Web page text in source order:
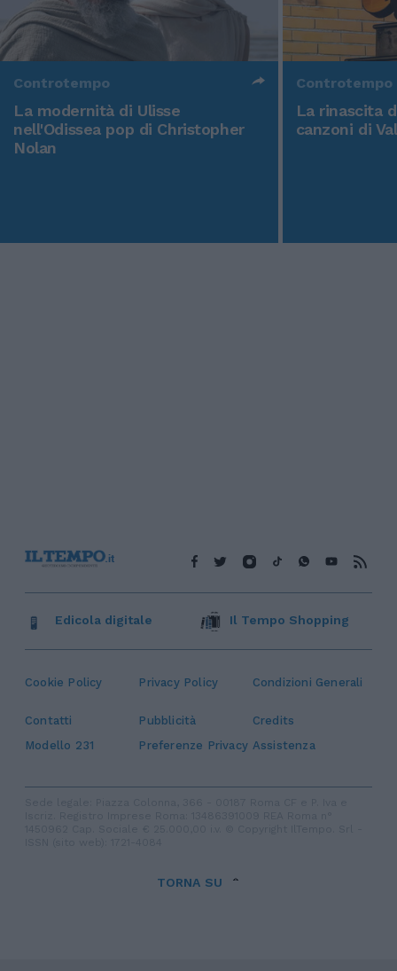
Controtempo
La modernità di Ulisse
nell'Odissea pop di Christopher
Nolan
Controtempo
La rinascita
canzoni di
Cookie Policy Privacy Policy Condizioni Generali
Contatti Pubblicità
Credits
Modello 231
Preferenze Privacy Assistenza
Edicola digitale Il Tempo Shopping
TORNA SU